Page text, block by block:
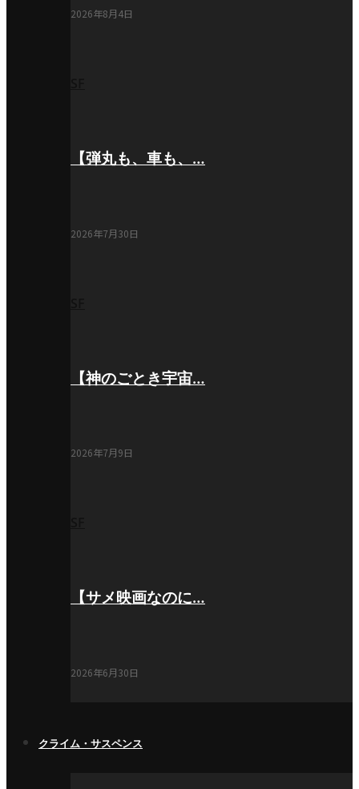
2026年8月4日
【弾丸も、車も、…
2026年7月30日
【神のごとき宇宙…
2026年7月9日
【サメ映画なのに…
2026年6月30日
クライム・サスペンス